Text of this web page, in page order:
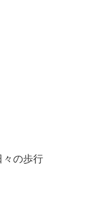
の歩行